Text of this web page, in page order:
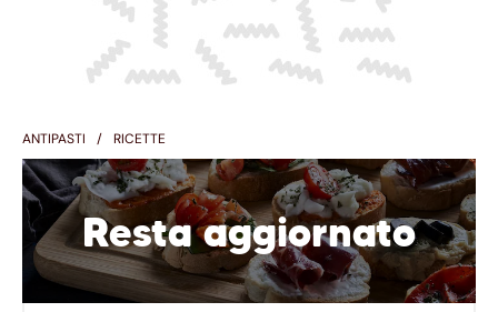
ANTIPASTI RICETTE
Resta aggiornato